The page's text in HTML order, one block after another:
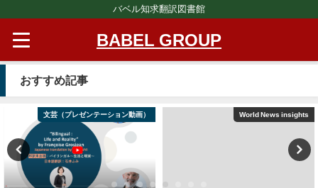
バベル知求翻訳図書館
BABEL GROUP
おすすめ記事
文芸（プレゼンテーション動画） World News insights